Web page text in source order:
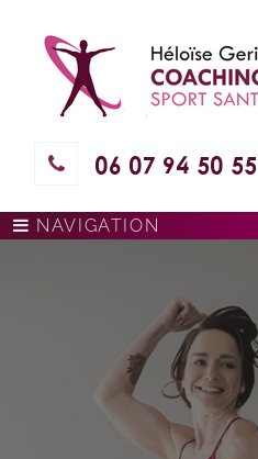
06 07 94 50 55
NAVIGATION